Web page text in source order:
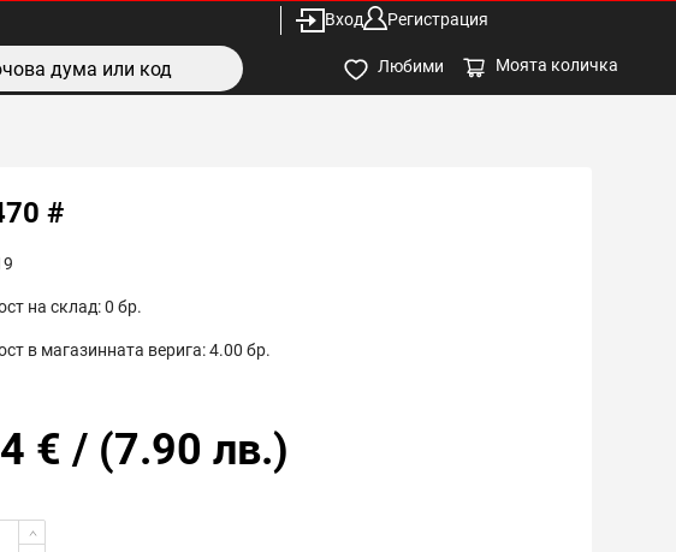
Вход Регистрация
Любими Моята количка
#
на склад:0 бр.
в магазинната верига:4.00 бр.
€ / (7.90 лв.)